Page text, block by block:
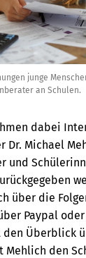
junge
an Schulen.
dabei
Michael
und
über die
Paypal
den Überblick
Mehlich den